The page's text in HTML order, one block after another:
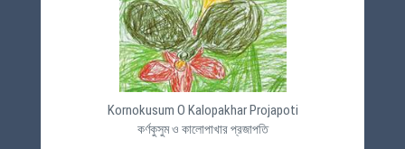
Kornokusum O Kalopakhar Projapoti
কর্ণকুসুম ও কালোপাখার প্রজাপতি